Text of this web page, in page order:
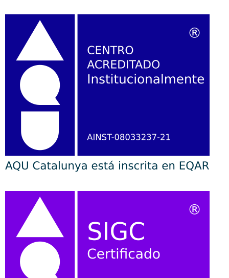
Información
complementaria